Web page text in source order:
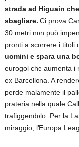
strada ad Higuain
sbagliare. Ci prova
30 metri non può
pronti a scorrere i titoli
uomini e spara una
eurogol che aumenta i
ex Barcellona. A
perde malamente il
prateria nella quale
trafiggendolo. Per la
miraggio, l’Europa